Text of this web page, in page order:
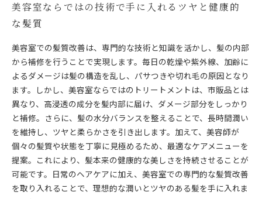
美容室ならではの技術で手に入れるツヤと健康的
な髪質
美容室での髪質改善は、専門的な技術と知識を活かし、髪の内部
から補修を行うことで実現します。毎日の乾燥や紫外線、加齢に
よるダメージは髪の構造を乱し、パサつきや切れ毛の原因となり
ます。しかし、美容室ならではのトリートメントは、市販品とは
異なり、高浸透の成分を髪内部に届け、ダメージ部分をしっかり
と補修。さらに、髪の水分バランスを整えることで、長時間潤い
を維持し、ツヤと柔らかさを引き出します。加えて、美容師が
個々の髪質や状態を丁寧に見極めるため、最適なケアメニューを
提案。これにより、髪本来の健康的な美しさを持続させることが
可能です。日常のヘアケアに加え、美容室での専門的な髪質改善
を取り入れることで、理想的な潤いとツヤのある髪を手に入れま